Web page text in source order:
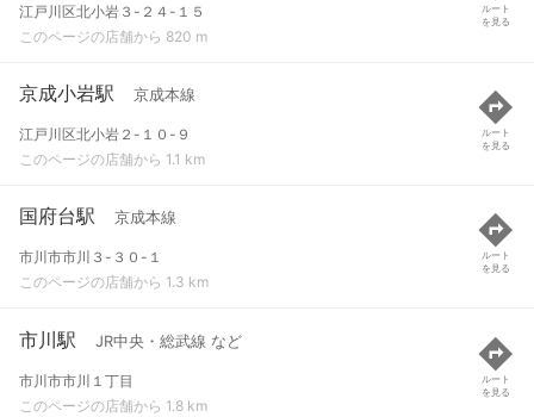
江戸川区北小岩３-２４-１５
このページの店舗から 820 m
ルート
を見る
京成小岩駅 京成本線
江戸川区北小岩２-１０-９
このページの店舗から 1.1 km
ルート
を見る
国府台駅 京成本線
市川市市川３-３０-１
このページの店舗から 1.3 km
ルート
を見る
市川駅 JR中央・総武線 など
市川市市川１丁目
このページの店舗から 1.8 km
ルート
を見る